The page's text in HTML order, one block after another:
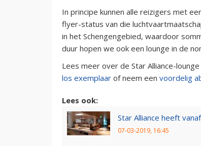
In principe kunnen alle reizigers met
flyer-status van die
in het Schengengebied, waardoor
duur hopen we ook een lounge in de
Lees meer over de Star Alliance-
los exemplaar of neem een voordelig
Lees ook:
Star Alliance heeft
07-03-2019, 16:45